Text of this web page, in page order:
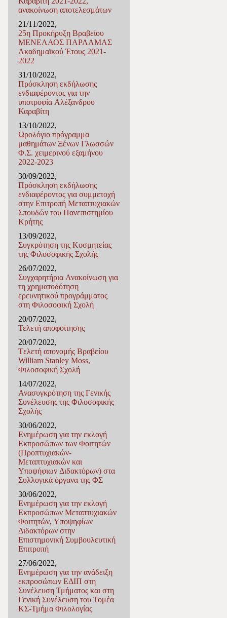
ανακοίνωση αποτελεσμάτων
21/11/2022,
25η Προκήρυξη Βραβείου
ΜΕΝΕΛΑΟΣ ΠΑΡΛΑΜΑΣ
Ακαδημαϊκού Έτους 2021-
2022
31/10/2022,
Πρόσκληση εκδήλωσης
ενδιαφέροντος για την
υποτροφία Αλέξανδρου
Καραβίτη
13/10/2022,
Ωρολόγιο πρόγραμμα
μαθημάτων Ξένων Γλωσσών
Φ.Σ. χειμερινού εξαμήνου
2022-2023
30/09/2022,
Πρόσκληση εκδήλωσης
ενδιαφέροντος για συμμετοχή
στην Επιτροπή Μεταπτυχιακών
Σπουδών του Πανεπιστημίου
Κρήτης
13/09/2022,
Συγκρότηση της Κοσμητείας
της Φιλοσοφικής Σχολής
26/07/2022,
Συγχαρητήρια Ανακοίνωση για
τη χρηματοδότηση
ερευνητικού προγράμματος
στη Φιλοσοφική Σχολή
20/07/2022,
Τελετή αποφοίτησης
20/07/2022,
Tελετή απονομής Βραβείου
William Stanley Moss,
Φιλοσοφική Σχολή
14/07/2022,
Ανασυγκρότηση της Γενικής
Συνέλευσης της Φιλοσοφικής
Σχολής
30/06/2022,
Ενημέρωση για την εκλογή
Εκπροσώπων των Φοιτητών
(Προπτυχιακών-
Μεταπτυχιακών και
Υποψήφιων Διδακτόρων) στα
Συλλογικά όργανα της ΦΣ
30/06/2022,
Ενημέρωση για την εκλογή
Εκπροσώπων Μεταπτυχιακών
Φοιτητών, Υποψηφίων
Διδακτόρων στην
Επιστημονική Συμβουλευτική
Επιτροπή
27/06/2022,
Ενημέρωση για την ανάδειξη
εκπροσώπων ΕΔΙΠ στη
Συνέλευση Τμήματος και στη
Γενική Συνέλευση του Τομέα
ΚΣ-Τμήμα Φιλολογίας